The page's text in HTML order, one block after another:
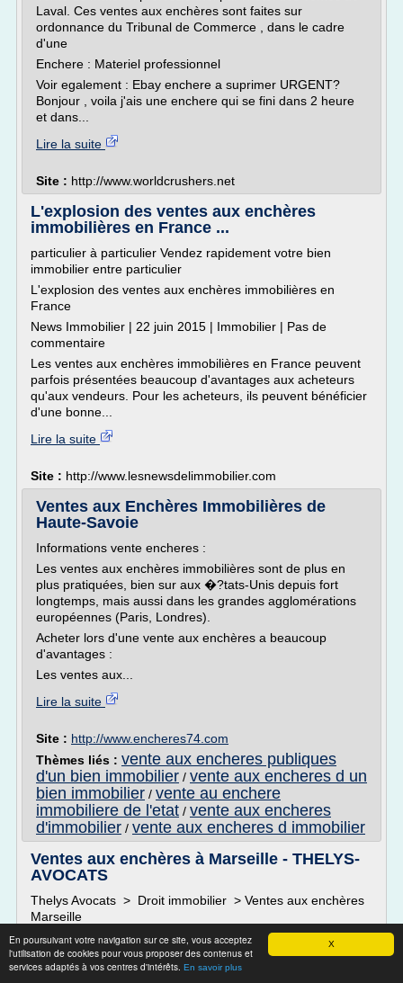
X
En poursuivant votre navigation sur ce site, vous acceptez
l'utilisation de cookies pour vous proposer des contenus et
services adaptés à vos centres d'intérêts. En savoir plus
Laval. Ces ventes aux enchères sont faites sur
ordonnance du Tribunal de Commerce , dans le cadre
d'une
Enchere : Materiel professionnel
Voir egalement : Ebay enchere a suprimer URGENT?
Bonjour , voila j'ais une enchere qui se fini dans 2 heure
et dans...
Lire la suite
Site : http://www.worldcrushers.net
L'explosion des ventes aux enchères
immobilières en France ...
particulier à particulier Vendez rapidement votre bien
immobilier entre particulier
L'explosion des ventes aux enchères immobilières en
France
News Immobilier | 22 juin 2015 | Immobilier | Pas de
commentaire
Les ventes aux enchères immobilières en France peuvent
parfois présentées beaucoup d'avantages aux acheteurs
qu'aux vendeurs. Pour les acheteurs, ils peuvent bénéficier
d'une bonne...
Lire la suite
Site : http://www.lesnewsdelimmobilier.com
Ventes aux Enchères Immobilières de
Haute-Savoie
Informations vente encheres :
Les ventes aux enchères immobilières sont de plus en
plus pratiquées, bien sur aux �?tats-Unis depuis fort
longtemps, mais aussi dans les grandes agglomérations
européennes (Paris, Londres).
Acheter lors d'une vente aux enchères a beaucoup
d'avantages :
Les ventes aux...
Lire la suite
Site : http://www.encheres74.com
Thèmes liés : vente aux encheres publiques
d'un bien immobilier / vente aux encheres d un
bien immobilier / vente au enchere
immobiliere de l'etat / vente aux encheres
d'immobilier / vente aux encheres d immobilier
Ventes aux enchères à Marseille - THELYS-
AVOCATS
Thelys Avocats > Droit immobilier > Ventes aux enchères
Marseille
LES REGLES EN MATIERE DE VENTES AUX ENCHERES :
L'audience adjudication est une audience publique que l'on
appelle plus communément audience de ventes aux